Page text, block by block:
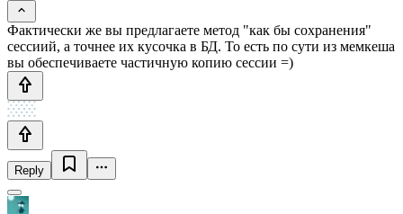
Фактически же вы предлагаете метод "как бы сохранения"
сессиий, а точнее их кусочка в БД. То есть по сути из мемкеша
вы обеспечиваете частичную копию сессии =)
Reply